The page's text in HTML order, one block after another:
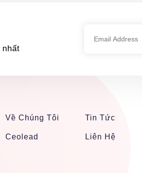
Về Chúng Tôi
Ceolead
Tin Tức
Liên Hệ